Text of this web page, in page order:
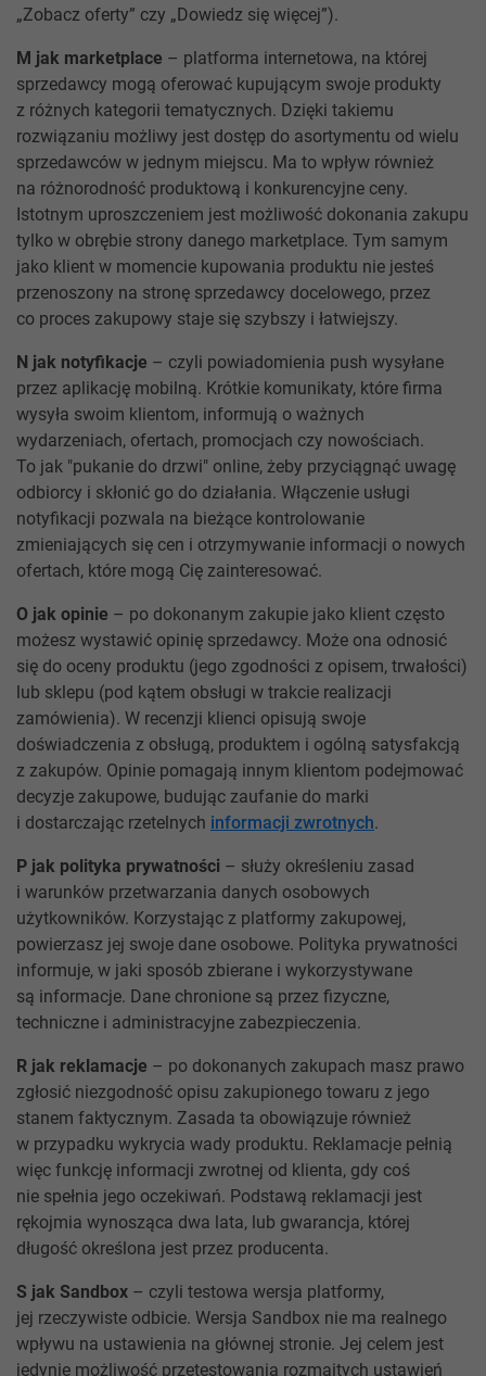
„Zobacz oferty” czy „Dowiedz się więcej”).
M jak marketplace – platforma internetowa, na której
sprzedawcy mogą oferować kupującym swoje produkty
z różnych kategorii tematycznych. Dzięki takiemu
rozwiązaniu możliwy jest dostęp do asortymentu od wielu
sprzedawców w jednym miejscu. Ma to wpływ również
na różnorodność produktową i konkurencyjne ceny.
Istotnym uproszczeniem jest możliwość dokonania zakupu
tylko w obrębie strony danego marketplace. Tym samym
jako klient w momencie kupowania produktu nie jesteś
przenoszony na stronę sprzedawcy docelowego, przez
co proces zakupowy staje się szybszy i łatwiejszy.
N jak notyfikacje – czyli powiadomienia push wysyłane
przez aplikację mobilną. Krótkie komunikaty, które firma
wysyła swoim klientom, informują o ważnych
wydarzeniach, ofertach, promocjach czy nowościach.
To jak "pukanie do drzwi" online, żeby przyciągnąć uwagę
odbiorcy i skłonić go do działania. Włączenie usługi
notyfikacji pozwala na bieżące kontrolowanie
zmieniających się cen i otrzymywanie informacji o nowych
ofertach, które mogą Cię zainteresować.
O jak opinie – po dokonanym zakupie jako klient często
możesz wystawić opinię sprzedawcy. Może ona odnosić
się do oceny produktu (jego zgodności z opisem, trwałości)
lub sklepu (pod kątem obsługi w trakcie realizacji
zamówienia). W recenzji klienci opisują swoje
doświadczenia z obsługą, produktem i ogólną satysfakcją
z zakupów. Opinie pomagają innym klientom podejmować
decyzje zakupowe, budując zaufanie do marki
i dostarczając rzetelnych informacji zwrotnych.
P jak polityka prywatności – służy określeniu zasad
i warunków przetwarzania danych osobowych
użytkowników. Korzystając z platformy zakupowej,
powierzasz jej swoje dane osobowe. Polityka prywatności
informuje, w jaki sposób zbierane i wykorzystywane
są informacje. Dane chronione są przez fizyczne,
techniczne i administracyjne zabezpieczenia.
R jak reklamacje – po dokonanych zakupach masz prawo
zgłosić niezgodność opisu zakupionego towaru z jego
stanem faktycznym. Zasada ta obowiązuje również
w przypadku wykrycia wady produktu. Reklamacje pełnią
więc funkcję informacji zwrotnej od klienta, gdy coś
nie spełnia jego oczekiwań. Podstawą reklamacji jest
rękojmia wynosząca dwa lata, lub gwarancja, której
długość określona jest przez producenta.
S jak Sandbox – czyli testowa wersja platformy,
jej rzeczywiste odbicie. Wersja Sandbox nie ma realnego
wpływu na ustawienia na głównej stronie. Jej celem jest
jedynie możliwość przetestowania rozmaitych ustawień